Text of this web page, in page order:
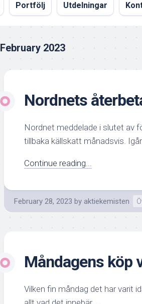
Portfölj Utdelningar
February 2023
Nordnets
Nordnet meddelade i slutet av
tillbaka källskatt månadsvis.
Continue reading...
February 28, 2023 by aktiekemisten
Måndagens köp
Vilken fin måndag det har varit